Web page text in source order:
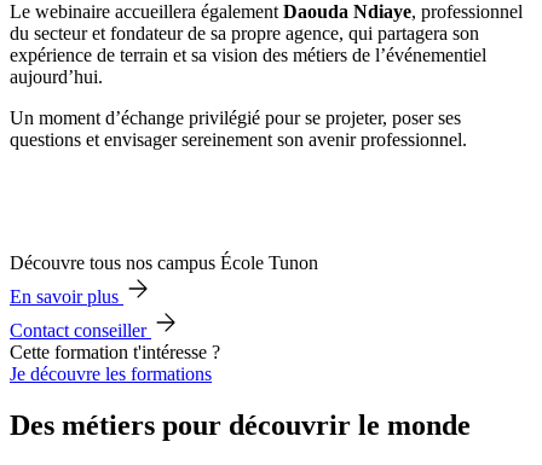
Le webinaire accueillera également Daouda Ndiaye, professionnel
du secteur et fondateur de sa propre agence, qui partagera son
expérience de terrain et sa vision des métiers de l’événementiel
aujourd’hui.
Un moment d’échange privilégié pour se projeter, poser ses
questions et envisager sereinement son avenir professionnel.
Découvre tous nos campus École Tunon
En savoir plus
Contact conseiller
Cette formation t'intéresse ?
Je découvre les formations
Des métiers pour découvrir le monde